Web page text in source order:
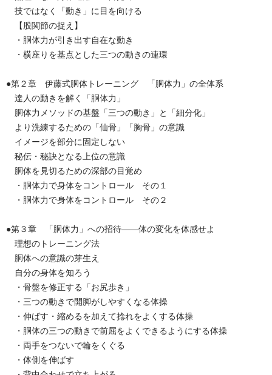
技ではなく「動き」に目を向ける
【股関節の捉え】
・胴体力が引き出す自在な動き
・横座りを基点とした三つの動きの連環
●第２章 伊藤式胴体トレーニング 「胴体力」の全体系
達人の動きを解く「胴体力」
胴体力メソッドの基盤「三つの動き」と「細分化」
より洗練するための「仙骨」「胸骨」の意識
イメージを部分に固定しない
秘伝・秘訣となる上位の意識
胴体を見切るための深部の目覚め
・胴体力で身体をコントロール その１
・胴体力で身体をコントロール その２
●第３章 「胴体力」への招待——体の変化を体感せよ
理想のトレーニング法
胴体への意識の芽生え
自分の身体を知ろう
・骨盤を修正する「お尻歩き」
・三つの動きで開脚がしやすくなる体操
・伸ばす・縮めるを加えて捻れをよくする体操
・胴体の三つの動きで前屈をよくできるようにする体操
・両手をつないで輪をくぐる
・体側を伸ばす